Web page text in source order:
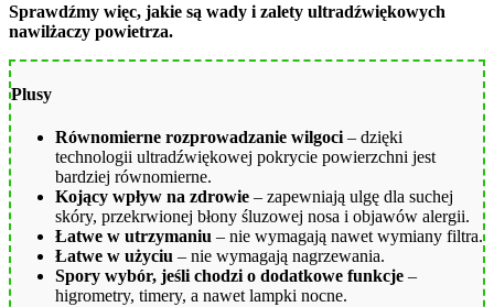
Sprawdźmy więc, jakie są wady i zalety ultradźwiękowych
nawilżaczy powietrza.
Plusy
Równomierne rozprowadzanie wilgoci – dzięki
technologii ultradźwiękowej pokrycie powierzchni jest
bardziej równomierne.
Kojący wpływ na zdrowie – zapewniają ulgę dla suchej
skóry, przekrwionej błony śluzowej nosa i objawów alergii.
Łatwe w utrzymaniu – nie wymagają nawet wymiany filtra.
Łatwe w użyciu – nie wymagają nagrzewania.
Spory wybór, jeśli chodzi o dodatkowe funkcje –
higrometry, timery, a nawet lampki nocne.